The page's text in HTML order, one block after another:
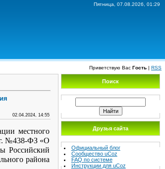
Пятница, 07.08.2026, 01:29
Приветствую Вас Гость | RSS
02.04.2024, 14:55
местного
г. №438-ФЗ «О
Российский
района
Поиск
Друзья сайта
Официальный блог
Сообщество uCoz
FAQ по системе
Инструкции для uCoz